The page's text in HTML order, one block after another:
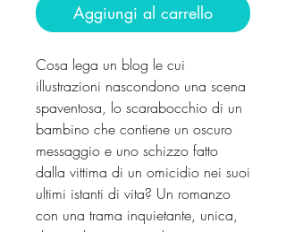
Aggiungi al carrello
Cosa lega un blog le cui
illustrazioni nascondono una scena
spaventosa, lo scarabocchio di un
bambino che contiene un oscuro
messaggio e uno schizzo fatto
dalla vittima di un omicidio nei suoi
ultimi istanti di vita? Un romanzo
con una trama inquietante, unica,